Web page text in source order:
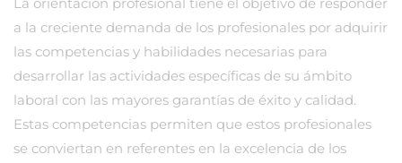
a la creciente demanda de los profesionales por adquirir
las competencias y habilidades necesarias para
desarrollar las actividades específicas de su ámbito
laboral con las mayores garantías de éxito y calidad.
Estas competencias permiten que estos profesionales
se conviertan en referentes en la excelencia de los